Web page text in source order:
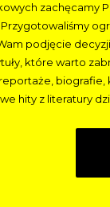
zachęcamy
podjęcie
które warto
hity z literatury